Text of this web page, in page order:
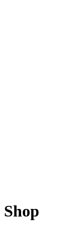
Shop